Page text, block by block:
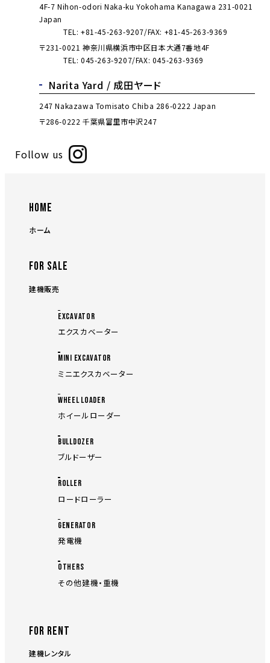
4F-7 Nihon-odori Naka-ku Yokohama Kanagawa 231-0021
Japan
TEL: +81-45-263-9207 FAX: +81-45-263-9369
〒231-0021 神奈川県横浜市中区日本大通7番地4F
TEL: 045-263-9207 FAX: 045-263-9369
Narita Yard / 成田ヤード
247 Nakazawa Tomisato Chiba 286-0222 Japan
〒286-0222 千葉県富里市中沢247
Follow us
HOME
ホーム
FOR SALE
建機販売
EXCAVATOR
エクスカベーター
MINI EXCAVATOR
ミニエクスカベーター
WHEEL LOADER
ホイールローダー
BULLDOZER
ブルドーザー
ROLLER
ロードローラー
GENERATOR
発電機
OTHERS
その他建機・重機
FOR RENT
建機レンタル